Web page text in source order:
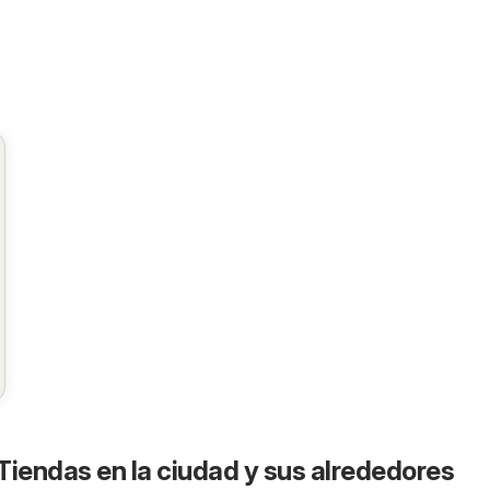
en la ciudad y sus alrededores